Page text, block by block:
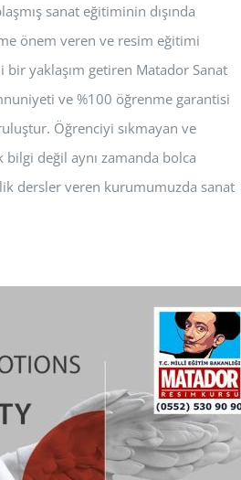
sanat eğitiminin dışında
önem veren ve resim eğitimi
bir yaklaşım getiren Matador Sanat
ve %100 öğrenme garantisi
Öğrenciyi sıkmayan ve
bilgi değil aynı zamanda bolca
dersler veren kurumumuzda sanat